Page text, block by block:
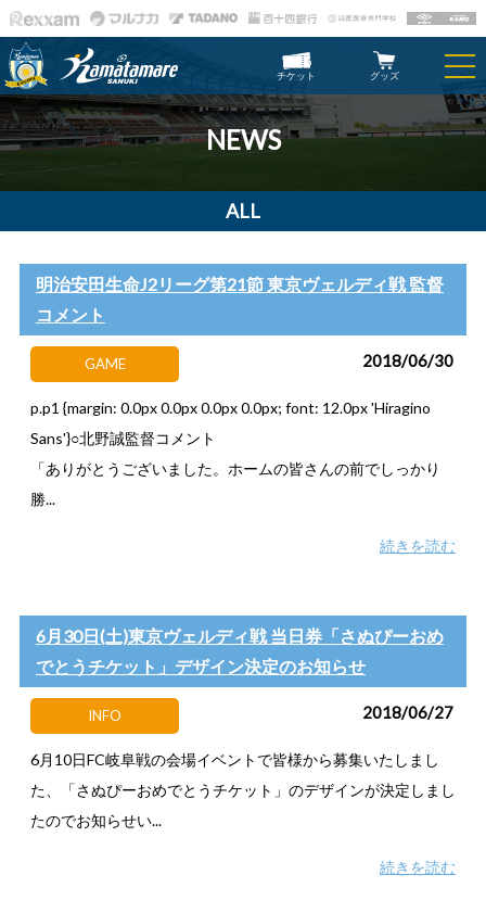
チケット グッズ
NEWS
ALL
明治安田生命J2リーグ第21節 東京ヴェルディ戦 監督
コメント
GAME 2018/06/30
p.p1 {margin: 0.0px 0.0px 0.0px 0.0px; font: 12.0px 'Hiragino
Sans'}○北野誠監督コメント
「ありがとうございました。ホームの皆さんの前でしっかり
勝...
続きを読む
6月30日(土)東京ヴェルディ戦 当日券「さぬぴーおめ
でとうチケット」デザイン決定のお知らせ
INFO 2018/06/27
6月10日FC岐阜戦の会場イベントで皆様から募集いたしまし
た、「さぬぴーおめでとうチケット」のデザインが決定しまし
たのでお知らせい...
続きを読む